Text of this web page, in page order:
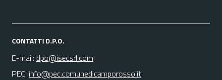
CONTATTI D.P.O.
E-mail: dpo@isecsrl.com
PEC: info@pec.comunedicamporosso.it